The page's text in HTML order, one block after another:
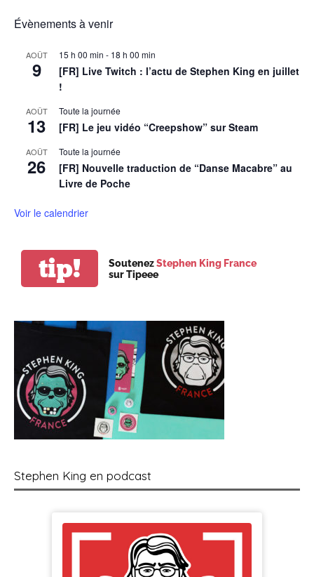
Évènements à venir
AOÛT
9
15 h 00 min - 18 h 00 min
[FR] Live Twitch : l’actu de Stephen King en juillet
!
AOÛT
13
Toute la journée
[FR] Le jeu vidéo “Creepshow” sur Steam
AOÛT
26
Toute la journée
[FR] Nouvelle traduction de “Danse Macabre” au
Livre de Poche
Voir le calendrier
tip! SoutenezStephen King France
sur Tipeee
Stephen King en podcast